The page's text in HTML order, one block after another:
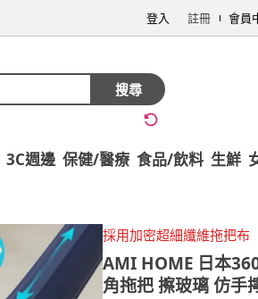
登入 註冊 會員
搜尋
3C週邊 保健/醫療 食品/飲料 生鮮
採用加密超細纖維拖把布
AMI HOME 日本
角拖把 擦玻璃 仿手